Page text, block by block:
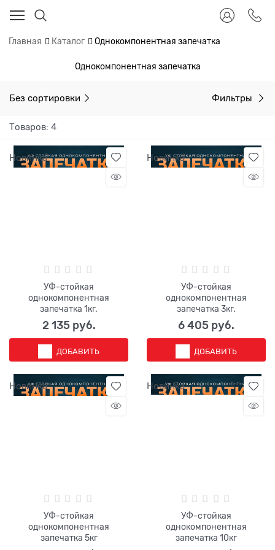
Главная Каталог Однокомпонентная запечатка
Однокомпонентная запечатка
Без сортировки Фильтры
Товаров: 4
Новинка
УФ-стойкая
однокомпонентная
запечатка 1кг.
2 135 руб.
ДОБАВИТЬ
Новинка
УФ-стойкая
однокомпонентная
запечатка 3кг.
6 405 руб.
ДОБАВИТЬ
Новинка
УФ-стойкая
однокомпонентная
запечатка 5кг
Новинка
УФ-стойкая
однокомпонентная
запечатка 10кг